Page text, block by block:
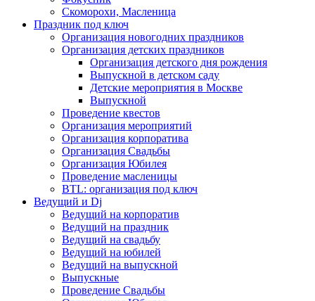
Скоморохи, Масленица
Праздник под ключ
Организация новогодних праздников
Организация детских праздников
Организация детского дня рождения
Выпускной в детском саду
Детские мероприятия в Москве
Выпускной
Проведение квестов
Организация мероприятий
Организация корпоратива
Организация Свадьбы
Организация Юбилея
Проведение масленицы
BTL: организация под ключ
Ведущий и Dj
Ведущий на корпоратив
Ведущий на праздник
Ведущий на свадьбу
Ведущий на юбилей
Ведущий на выпускной
Выпускные
Проведение Свадьбы